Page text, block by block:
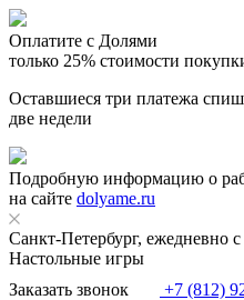
Оплатите с Долями
только 25% стоимости
Оставшиеся три платежа
две недели
Подробную информацию о
на сайте dolyame.ru
Санкт-Петербург, ежедневно
Настольные игры
Заказать звонок
+7 (812)